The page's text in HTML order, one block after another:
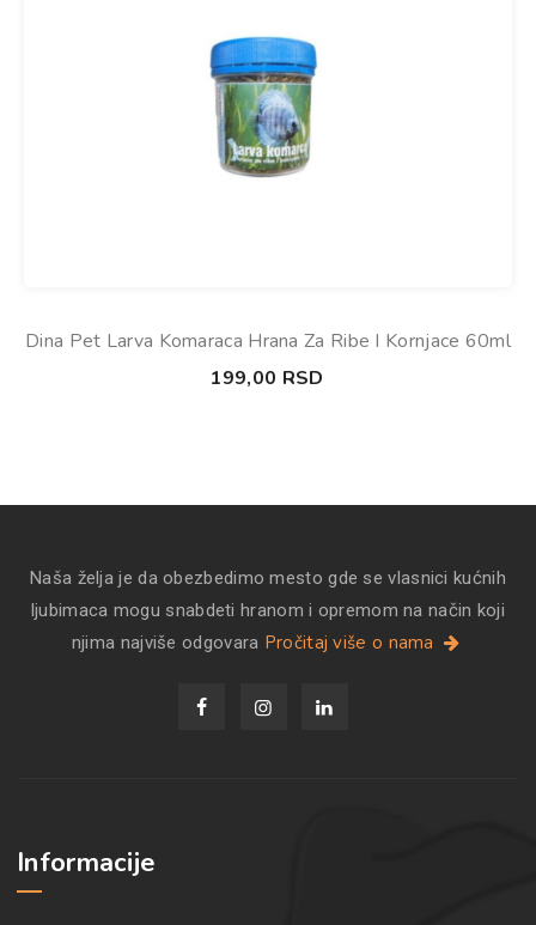
Dina Pet Larva Komaraca Hrana Za Ribe I Kornjace 60ml
199,00 RSD
Naša želja je da obezbedimo mesto gde se vlasnici kućnih
ljubimaca mogu snabdeti hranom i opremom na način koji
njima najviše odgovara Pročitaj više o nama
Informacije